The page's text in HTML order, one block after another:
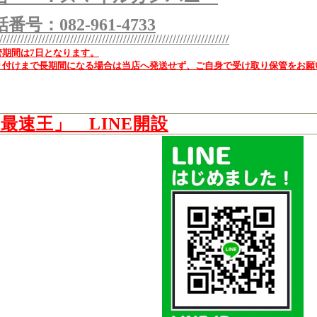
番号：082-961-4733
間は7日となります。
けまで長期間になる場合は当店へ発送せず、ご自身で受け取り保管をお願
最速王」 LINE開設